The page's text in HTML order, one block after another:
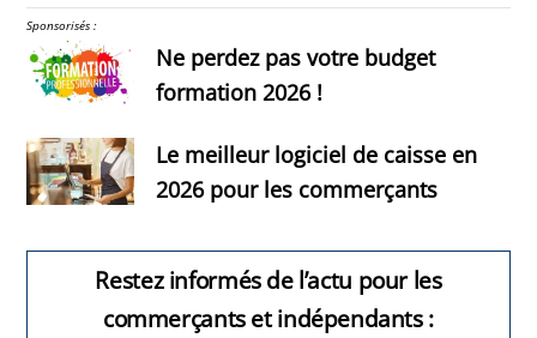
Sponsorisés :
Ne perdez pas votre budget
formation 2026 !
Le meilleur logiciel de caisse en
2026 pour les commerçants
Restez informés de l’actu pour les
commerçants et indépendants :